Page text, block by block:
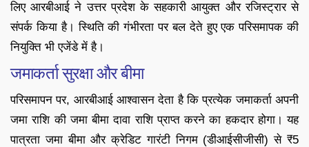
लिए आरबीआई ने उत्तर प्रदेश के सहकारी आयुक्त और रजिस्ट्रार से
संपर्क किया है। स्थिति की गंभीरता पर बल देते हुए एक परिसमापक की
नियुक्ति भी एजेंडे में है।
जमाकर्ता सुरक्षा और बीमा
परिसमापन पर, आरबीआई आश्वासन देता है कि प्रत्येक जमाकर्ता अपनी
जमा राशि की जमा बीमा दावा राशि प्राप्त करने का हकदार होगा। यह
पात्रता जमा बीमा और क्रेडिट गारंटी निगम (डीआईसीजीसी) से ₹5